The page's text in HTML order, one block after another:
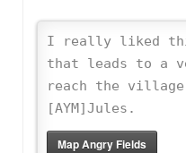
I really liked
that leads to a
reach the
[AYM]Jules.
Map Angry Fields